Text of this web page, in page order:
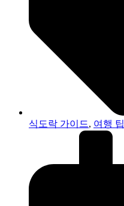
식도락 가이드, 여행 팁